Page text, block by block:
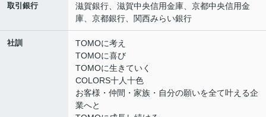
取引銀行
滋賀銀行、滋賀中央信用金庫、京都中央信用金
庫、京都銀行、関西みらい銀行
社訓
TOMOに考え
TOMOに喜び
TOMOに生きていく
COLORS十人十色
お客様・仲間・家族・自分の願いを全て叶える企
業へと